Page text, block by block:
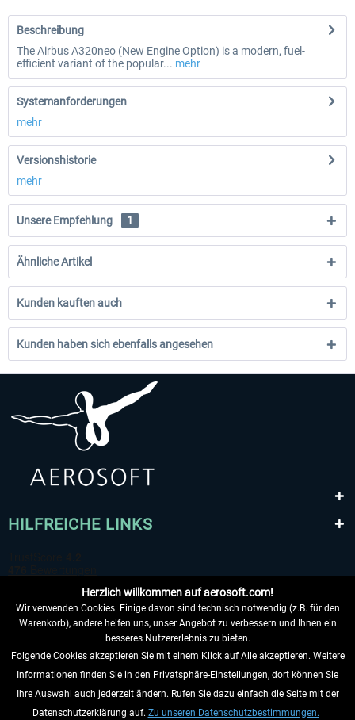
Beschreibung
The Airbus A320neo (New Engine Option) is a modern, fuel-
efficient variant of the popular... mehr
Systemanforderungen
mehr
Versionshistorie
mehr
Unsere Empfehlung 1
Ähnliche Artikel
Kunden kauften auch
Kunden haben sich ebenfalls angesehen
HILFREICHE LINKS
VERTRAG WIDERRUFEN
INFORMATIONEN
Herzlich willkommen auf aerosoft.com!
Wir verwenden Cookies. Einige davon sind technisch notwendig (z.B. für den
Warenkorb), andere helfen uns, unser Angebot zu verbessern und Ihnen ein
besseres Nutzererlebnis zu bieten.
Folgende Cookies akzeptieren Sie mit einem Klick auf Alle akzeptieren. Weitere
Informationen finden Sie in den Privatsphäre-Einstellungen, dort können Sie
Ihre Auswahl auch jederzeit ändern. Rufen Sie dazu einfach die Seite mit der
Datenschutzerklärung auf. Zu unseren Datenschutzbestimmungen.